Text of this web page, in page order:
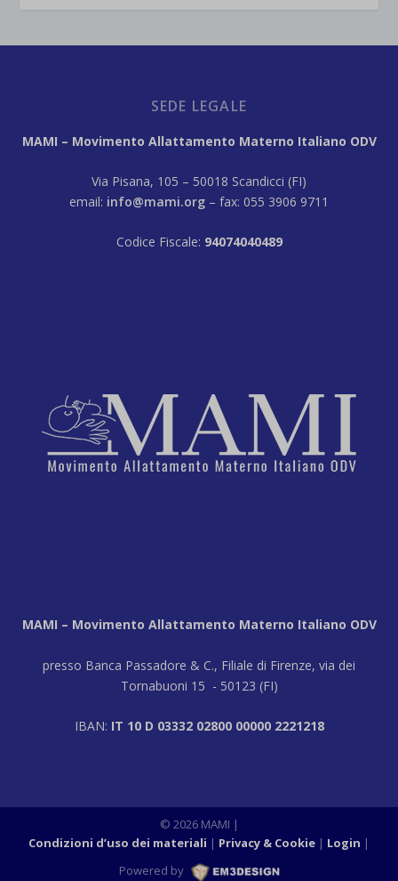
SEDE LEGALE
MAMI – Movimento Allattamento Materno Italiano ODV
Via Pisana, 105 – 50018 Scandicci (FI)
email: info@mami.org – fax: 055 3906 9711
Codice Fiscale: 94074040489
MAMI – Movimento Allattamento Materno Italiano ODV
presso Banca Passadore & C., Filiale di Firenze, via dei
Tornabuoni 15 - 50123 (FI)
IBAN: IT 10 D 03332 02800 00000 2221218
© 2026 MAMI |
Condizioni d’uso dei materiali
Privacy & Cookie Login |
Powered by